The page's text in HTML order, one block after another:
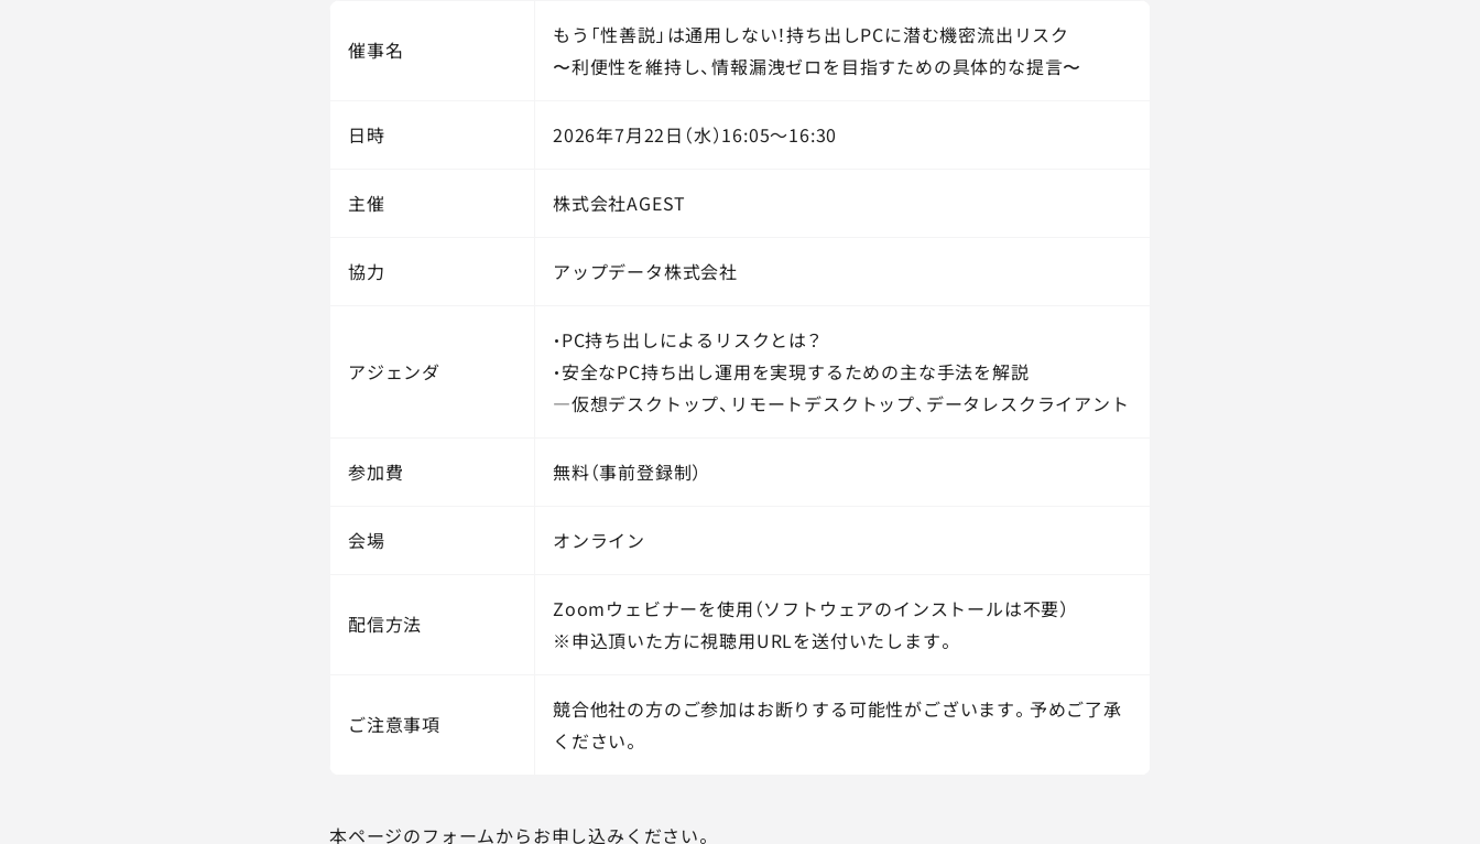
催事名
もう「性善説」は通用しない！持ち出しPCに潜む機密流出リスク
〜利便性を維持し、情報漏洩ゼロを目指すための具体的な提言〜
日時 2026年7月22日（水）16:05～16:30
主催 株式会社AGEST
協力 アップデータ株式会社
アジェンダ
・PC持ち出しによるリスクとは？
・安全なPC持ち出し運用を実現するための主な手法を解説
―仮想デスクトップ、リモートデスクトップ、データレスクライアント
参加費 無料（事前登録制）
会場 オンライン
配信方法
Zoomウェビナーを使用（ソフトウェアのインストールは不要）
※申込頂いた方に視聴用URLを送付いたします。
ご注意事項
競合他社の方のご参加はお断りする可能性がございます。予めご了承
ください。
本ページのフォームからお申し込みください。